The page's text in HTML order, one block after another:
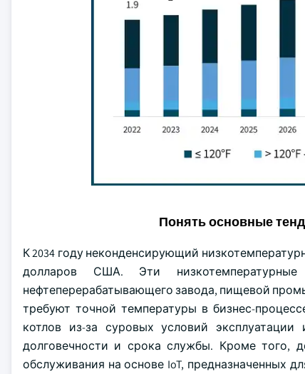
Понять основные
К 2034 году неконденсирующий
долларов США. Эти
нефтеперерабатывающего завода, пищевой
требуют точной температуры в бизнес-
котлов из-за суровых условий
долговечности и срока службы. Кроме того,
обслуживания на основе IoT, предназначенных